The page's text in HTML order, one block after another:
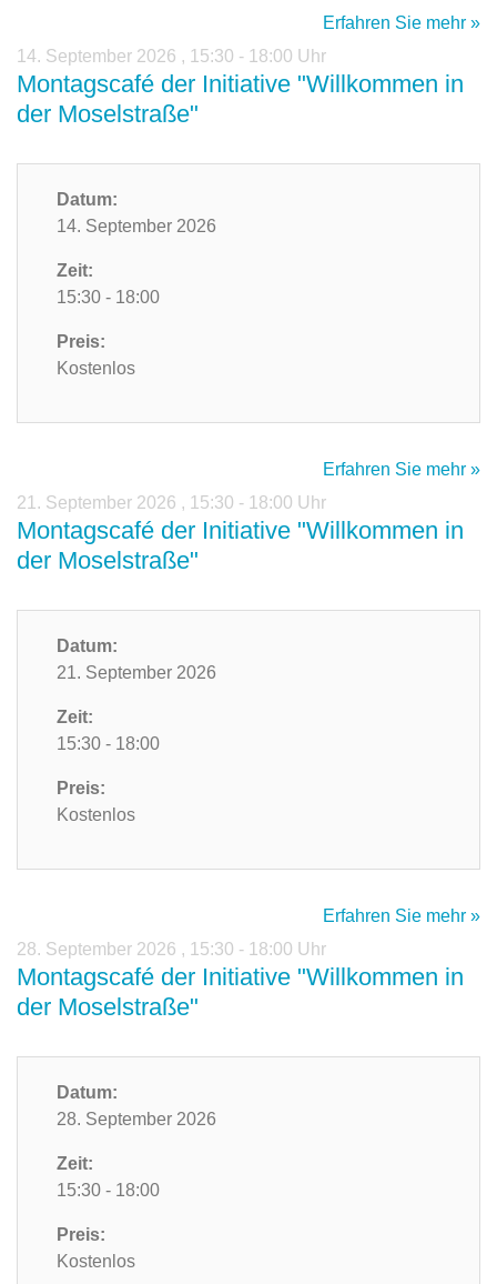
Erfahren Sie mehr »
14. September 2026 , 15:30 - 18:00 Uhr
Montagscafé der Initiative "Willkommen in
der Moselstraße"
Datum:
14. September 2026
Zeit:
15:30 - 18:00
Preis:
Kostenlos
Erfahren Sie mehr »
21. September 2026 , 15:30 - 18:00 Uhr
Montagscafé der Initiative "Willkommen in
der Moselstraße"
Datum:
21. September 2026
Zeit:
15:30 - 18:00
Preis:
Kostenlos
Erfahren Sie mehr »
28. September 2026 , 15:30 - 18:00 Uhr
Montagscafé der Initiative "Willkommen in
der Moselstraße"
Datum:
28. September 2026
Zeit:
15:30 - 18:00
Preis:
Kostenlos